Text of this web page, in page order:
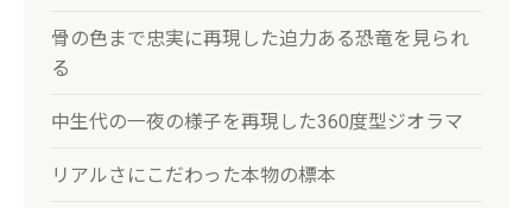
骨の色まで忠実に再現した迫力ある恐竜を見られ
る
中生代の一夜の様子を再現した360度型ジオラマ
リアルさにこだわった本物の標本